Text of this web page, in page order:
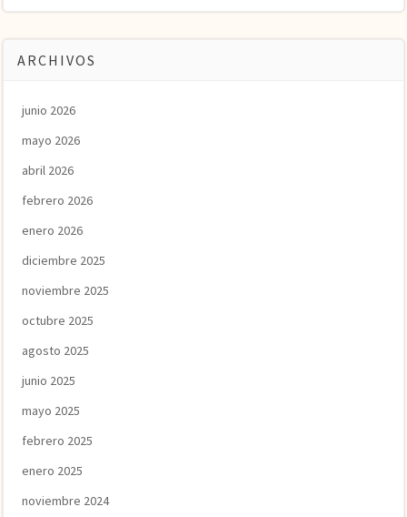
ARCHIVOS
junio 2026
mayo 2026
abril 2026
febrero 2026
enero 2026
diciembre 2025
noviembre 2025
octubre 2025
agosto 2025
junio 2025
mayo 2025
febrero 2025
enero 2025
noviembre 2024